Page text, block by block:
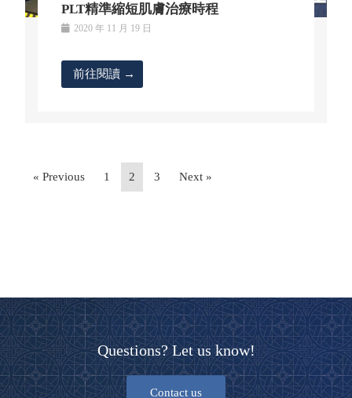
PLT精準縮短肌膚治療時程
2020 年 11 月 19 日
前往閱讀 →
« Previous 1 2 3 Next »
Questions? Let us know!
Contact us